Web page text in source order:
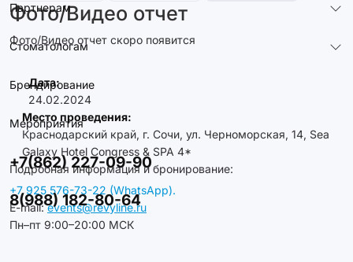
Партнерам
Стоматологам
Брендирование
Мероприятия
+7(862) 227-09-90
8(988) 182-80-64
Фото/Видео отчет
Фото/Видео отчет скоро появится
Дата:
24.02.2024
Место проведения:
Краснодарский край, г. Сочи, ул. Черноморская, 14, Sea
Galaxy Hotel Congress & SPA 4*
Подробная информация и бронирование:
+7 925 576-73-22 (WhatsApp).
E-mail: events@revyline.ru
Пн–пт 9:00–20:00 МСК